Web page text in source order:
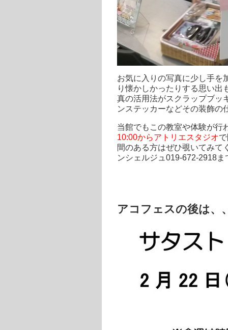
お気に入りの写真に少し手を
り懐かしかったりする思い出
真の活用法がスクラップブッ
ンステッカーなどその装飾の
当館でもこの教室や体験が行
10:00からアトリエスタジオ
間のある方はぜひ覗いてみて
ンシェルジュ019-672-2918
アコフェスの後は、